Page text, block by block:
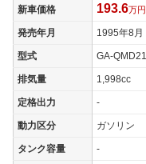
新車価格 193.6万円
発売年月 1995年8月
型式 GA-QMD21
排気量 1,998cc
定格出力 -
動力区分 ガソリン
タンク容量 -